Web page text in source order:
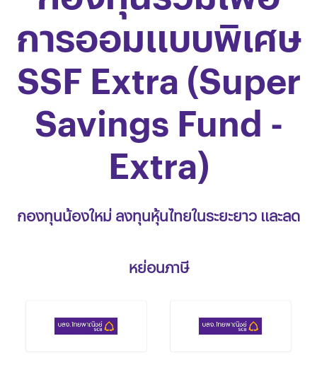
การออมแบบพิเศษ
SSF Extra (Super
Savings Fund -
Extra)
กองทุนน้องใหม่ ลงทุนหุ้นไทยในระยะยาว และลด
หย่อนภาษี